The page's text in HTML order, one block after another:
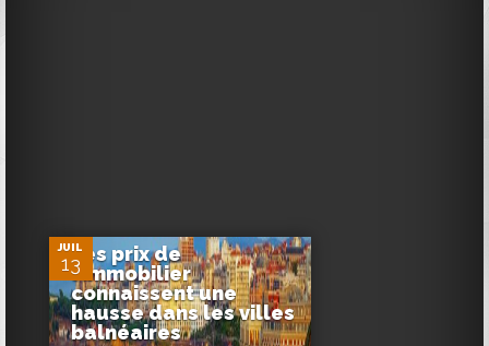
JUIL
13Les prix de
l’immobilier
connaissent une
hausse dans les villes
balnéaires
2